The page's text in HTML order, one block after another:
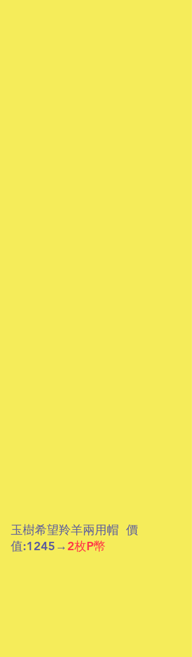
玉樹希望羚羊兩用帽  價
值:1245 → 2枚P幣